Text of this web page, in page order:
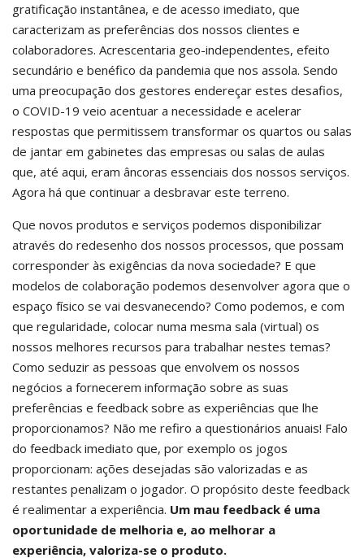
gratificação instantânea, e de acesso imediato, que
caracterizam as preferências dos nossos clientes e
colaboradores. Acrescentaria geo-independentes, efeito
secundário e benéfico da pandemia que nos assola. Sendo
uma preocupação dos gestores endereçar estes desafios,
o COVID-19 veio acentuar a necessidade e acelerar
respostas que permitissem transformar os quartos ou salas
de jantar em gabinetes das empresas ou salas de aulas
que, até aqui, eram âncoras essenciais dos nossos serviços.
Agora há que continuar a desbravar este terreno.
Que novos produtos e serviços podemos disponibilizar
através do redesenho dos nossos processos, que possam
corresponder às exigências da nova sociedade? E que
modelos de colaboração podemos desenvolver agora que o
espaço físico se vai desvanecendo? Como podemos, e com
que regularidade, colocar numa mesma sala (virtual) os
nossos melhores recursos para trabalhar nestes temas?
Como seduzir as pessoas que envolvem os nossos
negócios a fornecerem informação sobre as suas
preferências e feedback sobre as experiências que lhe
proporcionamos? Não me refiro a questionários anuais! Falo
do feedback imediato que, por exemplo os jogos
proporcionam: ações desejadas são valorizadas e as
restantes penalizam o jogador. O propósito deste feedback
é realimentar a experiência. Um mau feedback é uma
oportunidade de melhoria e, ao melhorar a
experiência, valoriza-se o produto.